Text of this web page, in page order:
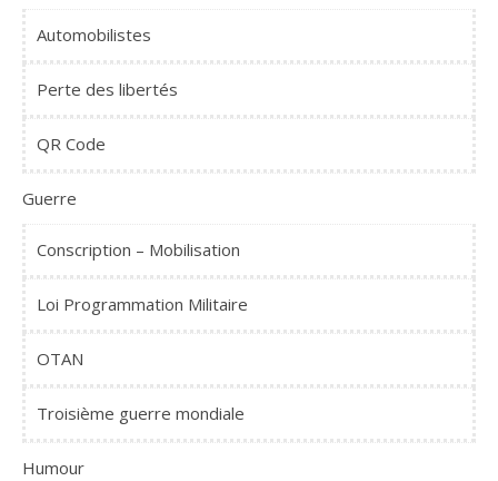
Automobilistes
Perte des libertés
QR Code
Guerre
Conscription – Mobilisation
Loi Programmation Militaire
OTAN
Troisième guerre mondiale
Humour